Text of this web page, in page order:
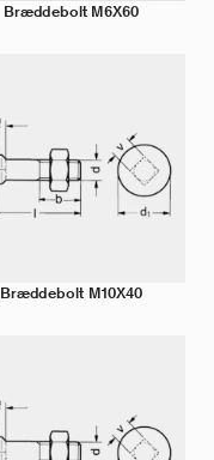
Bræddebolt M6X60
Bræddebolt M10X40